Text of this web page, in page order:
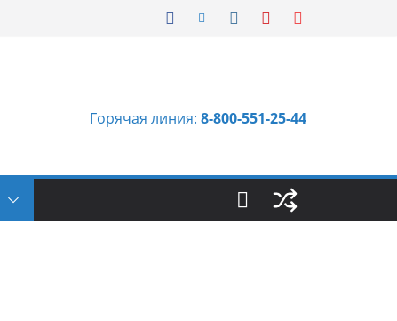
Горячая линия: 8-800-551-25-44